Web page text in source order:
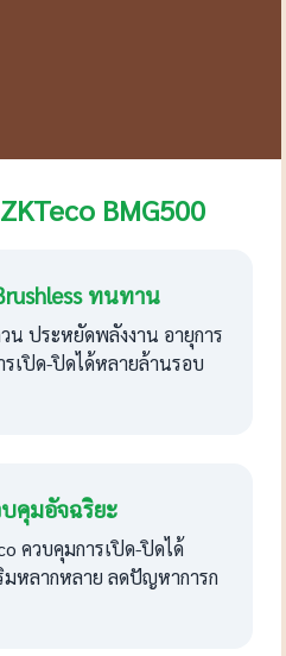
BMG500
ทนทาน
น ประหยัดพลังงาน อายุการ
รเปิด-ปิดได้หลายล้านรอบ
คุมอัจฉริยะ
ควบคุมการเปิด-ปิดได้
มหลากหลาย ลดปัญหาการก